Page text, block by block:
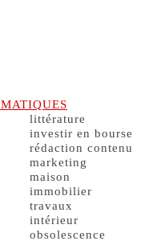
littérature
investir en bourse
rédaction contenu
marketing
maison
immobilier
travaux
intérieur
obsolescence